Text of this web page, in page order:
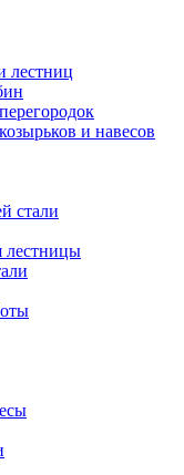
лестниц
и навесов
стали
лестницы